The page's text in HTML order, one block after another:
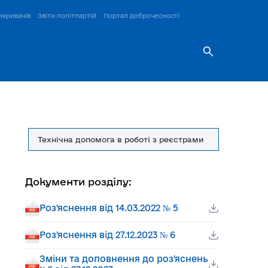
Звіти політпартій Портал доброчесності
Технічна допомога в роботі з реєстрами
Документи розділу:
Роз'яснення від 14.03.2022 № 5
Роз'яснення від 27.12.2023 № 6
Зміни та доповнення до роз'яснень